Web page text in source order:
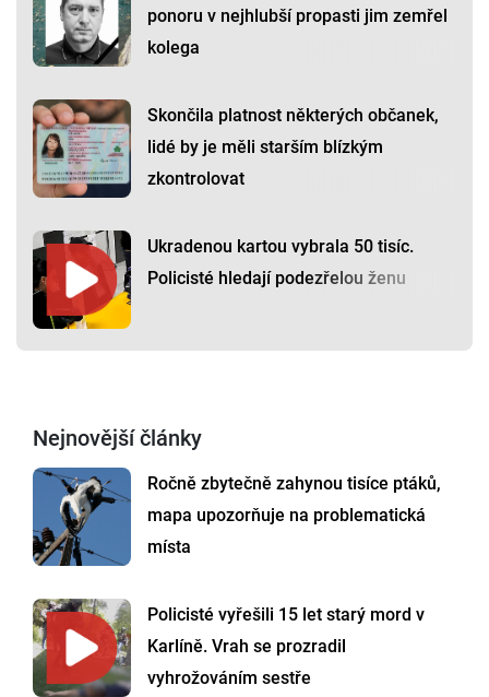
ponoru v nejhlubší propasti jim zemřel
kolega
Skončila platnost některých občanek,
lidé by je měli starším blízkým
zkontrolovat
Ukradenou kartou vybrala 50 tisíc.
Policisté hledají podezřelou ženu
Nejnovější články
Ročně zbytečně zahynou tisíce ptáků,
mapa upozorňuje na problematická
místa
Policisté vyřešili 15 let starý mord v
Karlíně. Vrah se prozradil
vyhrožováním sestře